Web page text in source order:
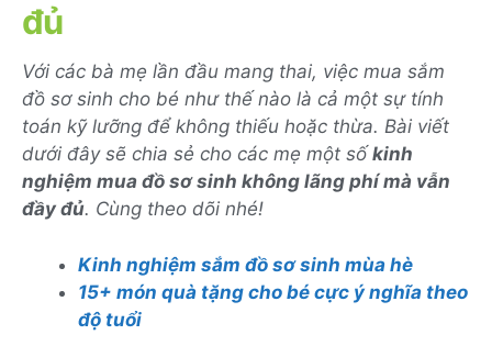
đủ
Với các bà mẹ lần đầu mang thai, việc mua sắm
đồ sơ sinh cho bé như thế nào là cả một sự tính
toán kỹ lưỡng để không thiếu hoặc thừa. Bài viết
dưới đây sẽ chia sẻ cho các mẹ một số kinh
nghiệm mua đồ sơ sinh không lãng phí mà vẫn
đầy đủ. Cùng theo dõi nhé!
Kinh nghiệm sắm đồ sơ sinh mùa hè
15+ món quà tặng cho bé cực ý nghĩa theo
độ tuổi